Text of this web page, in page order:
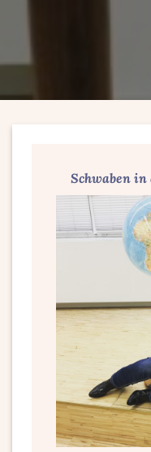
Schwaben